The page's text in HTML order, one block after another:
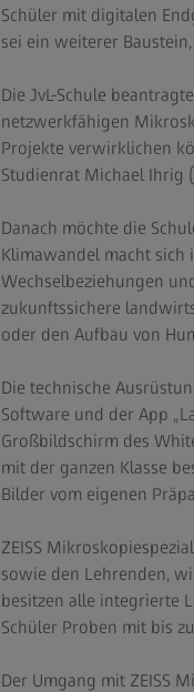
Schüler mit digitalen
sei ein weiterer
Die JvL-Schule
netzwerkfähigen
Projekte verwirklichen
Studienrat Michael Ihrig
Danach möchte die
Klimawandel macht sich
Wechselbeziehungen
zukunftssichere
oder den Aufbau von
Die technische
Software und der App
Großbildschirm des
mit der ganzen Klasse
Bilder vom eigenen
ZEISS
sowie den Lehrenden,
besitzen alle integrierte
Schüler Proben mit bis
Der Umgang mit ZEISS